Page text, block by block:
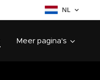
NL
Meer pagina's